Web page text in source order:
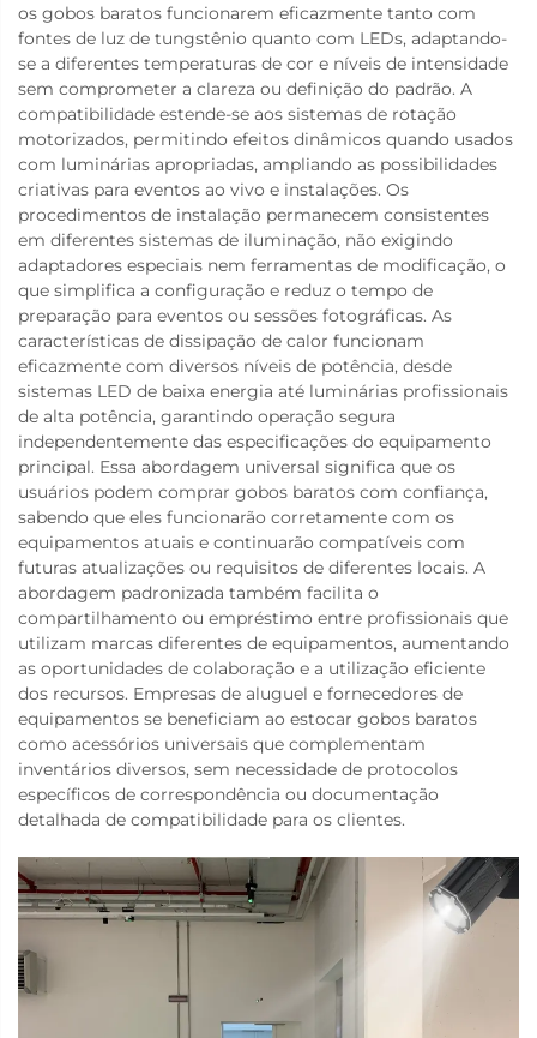
os gobos baratos funcionarem eficazmente tanto com
fontes de luz de tungstênio quanto com LEDs, adaptando-
se a diferentes temperaturas de cor e níveis de intensidade
sem comprometer a clareza ou definição do padrão. A
compatibilidade estende-se aos sistemas de rotação
motorizados, permitindo efeitos dinâmicos quando usados
com luminárias apropriadas, ampliando as possibilidades
criativas para eventos ao vivo e instalações. Os
procedimentos de instalação permanecem consistentes
em diferentes sistemas de iluminação, não exigindo
adaptadores especiais nem ferramentas de modificação, o
que simplifica a configuração e reduz o tempo de
preparação para eventos ou sessões fotográficas. As
características de dissipação de calor funcionam
eficazmente com diversos níveis de potência, desde
sistemas LED de baixa energia até luminárias profissionais
de alta potência, garantindo operação segura
independentemente das especificações do equipamento
principal. Essa abordagem universal significa que os
usuários podem comprar gobos baratos com confiança,
sabendo que eles funcionarão corretamente com os
equipamentos atuais e continuarão compatíveis com
futuras atualizações ou requisitos de diferentes locais. A
abordagem padronizada também facilita o
compartilhamento ou empréstimo entre profissionais que
utilizam marcas diferentes de equipamentos, aumentando
as oportunidades de colaboração e a utilização eficiente
dos recursos. Empresas de aluguel e fornecedores de
equipamentos se beneficiam ao estocar gobos baratos
como acessórios universais que complementam
inventários diversos, sem necessidade de protocolos
específicos de correspondência ou documentação
detalhada de compatibilidade para os clientes.